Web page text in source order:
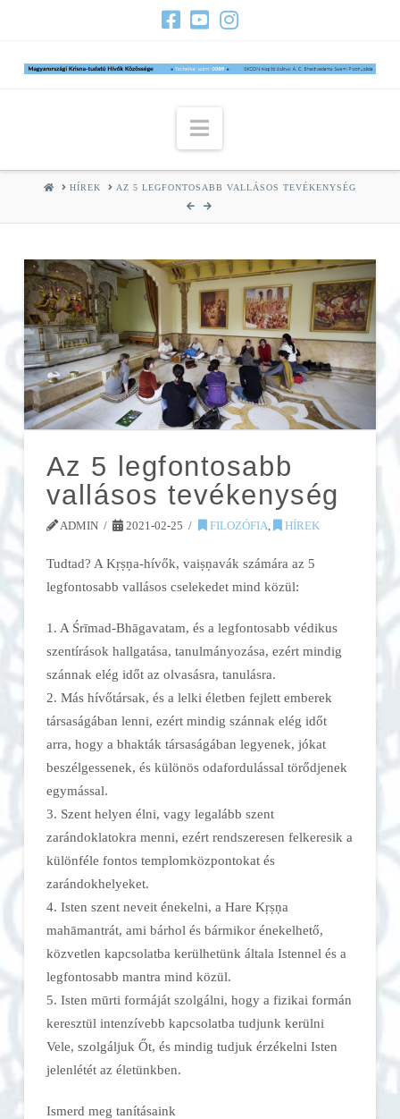
Navigation
HOMEHÍREK AZ 5 LEGFONTOSABB VALLÁSOS TEVÉKENYSÉG
Az 5 legfontosabb
vallásos tevékenység
ADMIN 2021-02-25 FILOZÓFIA, HÍREK
Tudtad? A Kṛṣṇa-hívők, vaiṣṇavák számára az 5
legfontosabb vallásos cselekedet mind közül:
1. A Śrīmad-Bhāgavatam, és a legfontosabb védikus
szentírások hallgatása, tanulmányozása, ezért mindig
szánnak elég időt az olvasásra, tanulásra.
2. Más hívőtársak, és a lelki életben fejlett emberek
társaságában lenni, ezért mindig szánnak elég időt
arra, hogy a bhakták társaságában legyenek, jókat
beszélgessenek, és különös odafordulással törődjenek
egymással.
3. Szent helyen élni, vagy legalább szent
zarándoklatokra menni, ezért rendszeresen felkeresik a
különféle fontos templomközpontokat és
zarándokhelyeket.
4. Isten szent neveit énekelni, a Hare Kṛṣṇa
mahāmantrát, ami bárhol és bármikor énekelhető,
közvetlen kapcsolatba kerülhetünk általa Istennel és a
legfontosabb mantra mind közül.
5. Isten mūrti formáját szolgálni, hogy a fizikai formán
keresztül intenzívebb kapcsolatba tudjunk kerülni
Vele, szolgáljuk Őt, és mindig tudjuk érzékelni Isten
jelenlétét az életünkben.
Ismerd meg tanításaink